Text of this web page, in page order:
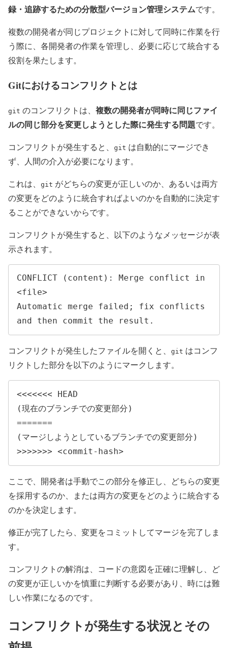
録・追跡するための分散型バージョン管理システムです。
複数の開発者が同じプロジェクトに対して同時に作業を行
う際に、各開発者の作業を管理し、必要に応じて統合する
役割を果たします。
Gitにおけるコンフリクトとは
git のコンフリクトは、 複数の開発者が同時に同じファイ
ルの同じ部分を変更しようとした際に発生する問題です。
コンフリクトが発生すると、 git は自動的にマージでき
ず、人間の介入が必要になります。
これは、 git がどちらの変更が正しいのか、あるいは両方
の変更をどのように統合すればよいのかを自動的に決定す
ることができないからです。
コンフリクトが発生すると、以下のようなメッセージが表
示されます。
CONFLICT (content): Merge conflict in
<file>
Automatic merge failed; fix conflicts
and then commit the result.
コンフリクトが発生したファイルを開くと、 git はコンフ
リクトした部分を以下のようにマークします。
<<<<<<< HEAD
(現在のブランチでの変更部分)
=======
(マージしようとしているブランチでの変更部分)
>>>>>>> <commit-hash>
ここで、開発者は手動でこの部分を修正し、どちらの変更
を採用するのか、または両方の変更をどのように統合する
のかを決定します。
修正が完了したら、変更をコミットしてマージを完了しま
す。
コンフリクトの解消は、コードの意図を正確に理解し、ど
の変更が正しいかを慎重に判断する必要があり、時には難
しい作業になるのです。
コンフリクトが発生する状況とその